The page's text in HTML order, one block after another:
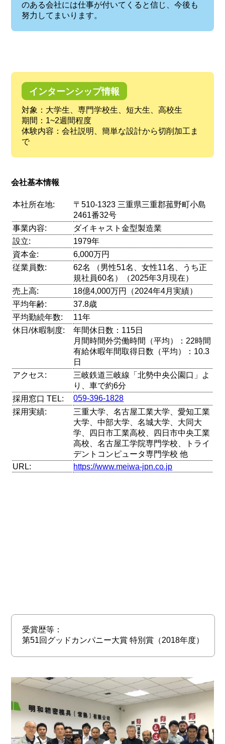
のある会社には仕事が付いてくると信じ、今後も
努力してまいります。
インターンシップ情報
対象：大学生、専門学校生、短大生、高校生
期間：1~2週間程度
体験内容：会社説明、簡単な設計から切削加工ま
で
会社基本情報
本社所在地:
〒510-1323 三重県三重郡菰野町小島
2461番32号
事業内容:
ダイキャスト金型製造業
設立:
1979年
資本金:
6,000万円
従業員数:
62名 （男性51名、女性11名、うち正
規社員60名）（2025年3月現在）
売上高:
18億4,000万円（2024年4月実績）
平均年齢:
37.8歳
平均勤続年数:
11年
休日/休暇制度:
年間休日数：115日
月間時間外労働時間（平均）：22時間
有給休暇年間取得日数（平均）：10.3
日
アクセス:
三岐鉄道三岐線「北勢中央公園口」よ
り、車で約6分
採用窓口 TEL:
059-396-1828
採用実績:
三重大学、名古屋工業大学、愛知工業
大学、中部大学、名城大学、大同大
学、四日市工業高校、四日市中央工業
高校、名古屋工学院専門学校、トライ
デントコンピュータ専門学校 他
URL:
https://www.meiwa-jpn.co.jp
受賞歴等：
第51回グッドカンパニー大賞 特別賞（2018年度）